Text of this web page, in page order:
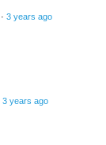
· 3 years ago
3 years ago